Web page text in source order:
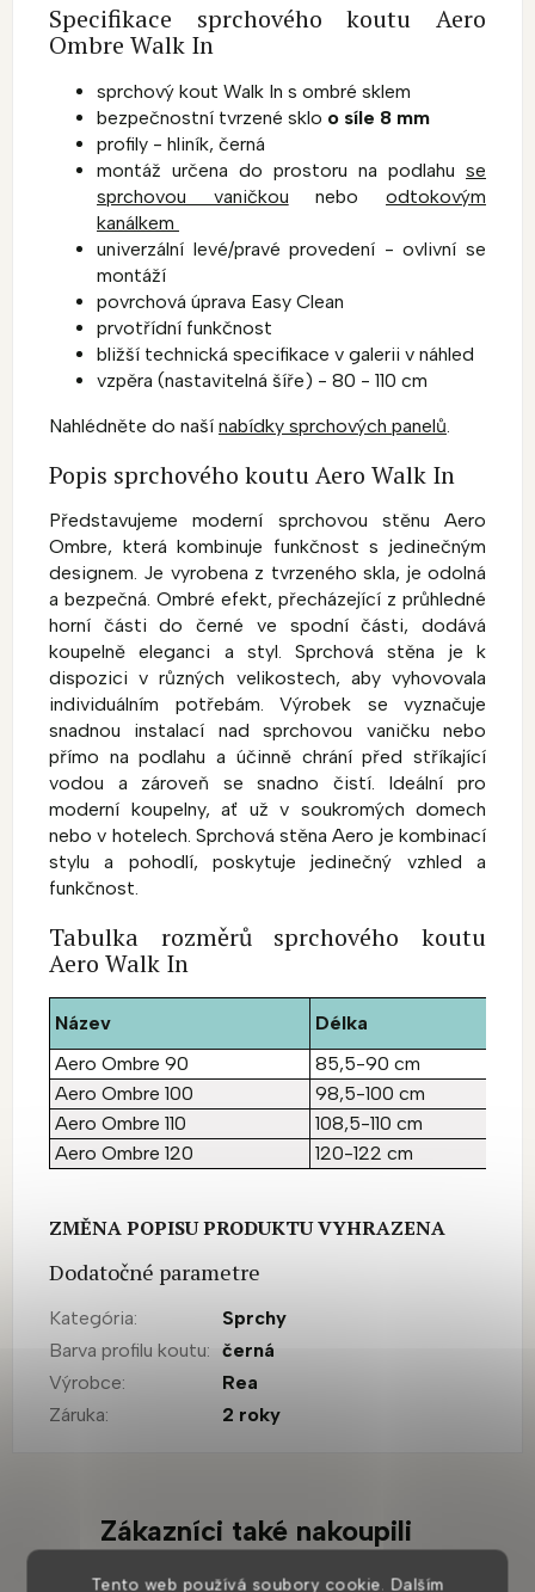
Tento web používá soubory cookie. Dalším
Specifikace sprchového koutu Aero
Ombre Walk In
sprchový kout Walk In s ombré sklem
bezpečnostní tvrzené sklo o síle 8 mm
profily - hliník, černá
montáž určena do prostoru na podlahu se
sprchovou vaničkou neboodtokovým
kanálkem
univerzální levé/pravé provedení - ovlivní se
montáží
povrchová úprava Easy Clean
prvotřídní funkčnost
bližší technická specifikace v galerii v náhled
vzpěra (nastavitelná šíře) - 80 - 110 cm
Nahlédněte do naší nabídky sprchových panelů
Popis sprchového koutu Aero Walk In
Představujeme moderní sprchovou stěnu Aero
Ombre, která kombinuje funkčnost s jedinečným
designem. Je vyrobena z tvrzeného skla, je odolná
a bezpečná. Ombré efekt, přecházející z průhledné
horní části do černé ve spodní části, dodává
koupelně eleganci a styl. Sprchová stěna je k
dispozici v různých velikostech, aby vyhovovala
individuálním potřebám. Výrobek se vyznačuje
snadnou instalací nad sprchovou vaničku nebo
přímo na podlahu a účinně chrání před stříkající
vodou a zároveň se snadno čistí. Ideální pro
moderní koupelny, ať už v soukromých domech
nebo v hotelech. Sprchová stěna Aero je kombinací
stylu a pohodlí, poskytuje jedinečný vzhled a
funkčnost.
Tabulka rozměrů sprchového koutu
Aero Walk In
Název Délka
Aero Ombre 90
85,5-90 cm
Aero Ombre 100
98,5-100 cm
Aero Ombre 110
108,5-110 cm
Aero Ombre 120
120-122 cm
ZMĚNA POPISU PRODUKTU VYHRAZENA
Dodatočné parametre
Kategória:
Sprchy
Barva profilu koutu: černá
Výrobce:
Rea
Záruka: 2 roky
Zákazníci také nakoupili